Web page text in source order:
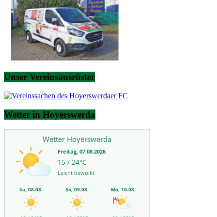
Unser Vereinsausrüster
Wetter in Hoyerswerda
Wetter Hoyerswerda
Freitag, 07.08.2026
15 / 24°C
Leicht bewölkt
Sa, 08.08. So, 09.08. Mo, 10.08.